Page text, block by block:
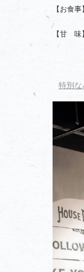
【お食
【甘
特別な